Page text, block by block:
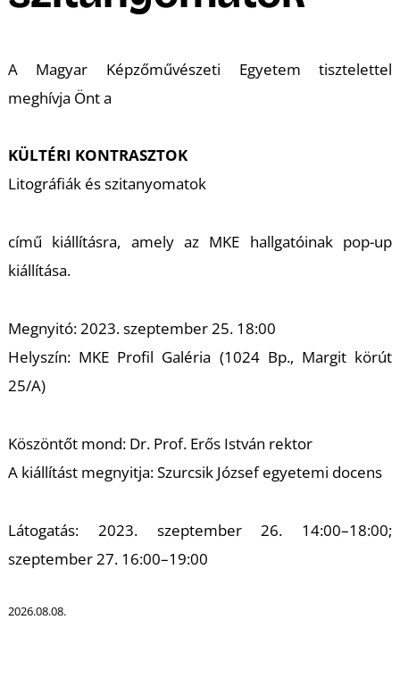
A Magyar Képzőművészeti Egyetem tisztelettel
meghívja Önt a
KÜLTÉRI KONTRASZTOK
Litográfiák és szitanyomatok
című kiállításra, amely az MKE hallgatóinak pop-up
kiállítása.
Megnyitó: 2023. szeptember 25. 18:00
Helyszín: MKE Profil Galéria (1024 Bp., Margit körút
25/A)
Köszöntőt mond: Dr. Prof. Erős István rektor
A kiállítást megnyitja: Szurcsik József egyetemi docens
Látogatás: 2023. szeptember 26. 14:00–18:00;
szeptember 27. 16:00–19:00
2026.08.08.